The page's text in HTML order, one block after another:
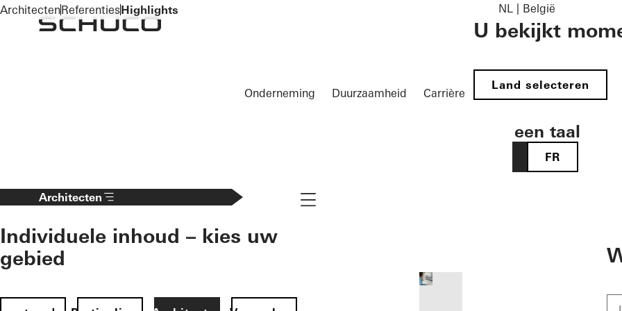
To the main content
Onderneming Duurzaamheid Carrière
NL | België
U bekijkt
Land selecteren
Kies een taal
FR
Architecten
Individuele inhoud – kies uw
gebied
Navigation öffnen
ArchitectenReferentiesHighlights